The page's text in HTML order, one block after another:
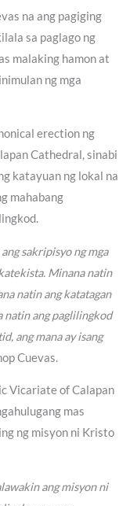
na ang pagiging
sa paglago ng
malaking hamon at
ng mga
erection ng
Cathedral, sinabi
katayuan ng lokal na
mahabang
sakripisyo ng mga
Minana natin
natin ang katatagan
natin ang paglilingkod
ang mana ay isang
Cuevas.
Vicariate of Calapan
mas
ng misyon ni Kristo
ang misyon ni